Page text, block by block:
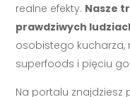
realne efekty. Nasze
prawdziwych
osobistego
superfoods i pięciu
Na portalu znajdziesz